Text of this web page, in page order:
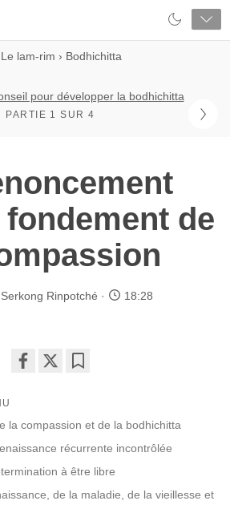
Le lam-rim › Bodhichitta
pour développer la bodhichitta
PARTIE 1 SUR 4
de
Rinpotché 18:28
facebook
la compassion et de la bodhichitta
récurrente incontrôlée
à être libre
de la maladie, de la vieillesse et